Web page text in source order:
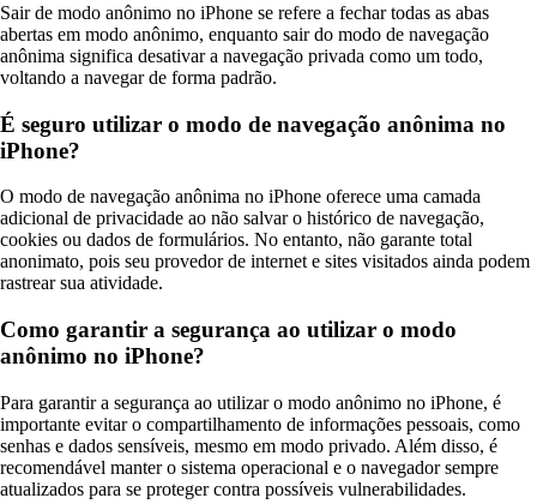
Sair de modo anônimo no iPhone se refere a fechar todas as abas
abertas em modo anônimo, enquanto sair do modo de navegação
anônima significa desativar a navegação privada como um todo,
voltando a navegar de forma padrão.
É seguro utilizar o modo de navegação anônima no
iPhone?
O modo de navegação anônima no iPhone oferece uma camada
adicional de privacidade ao não salvar o histórico de navegação,
cookies ou dados de formulários. No entanto, não garante total
anonimato, pois seu provedor de internet e sites visitados ainda podem
rastrear sua atividade.
Como garantir a segurança ao utilizar o modo
anônimo no iPhone?
Para garantir a segurança ao utilizar o modo anônimo no iPhone, é
importante evitar o compartilhamento de informações pessoais, como
senhas e dados sensíveis, mesmo em modo privado. Além disso, é
recomendável manter o sistema operacional e o navegador sempre
atualizados para se proteger contra possíveis vulnerabilidades.